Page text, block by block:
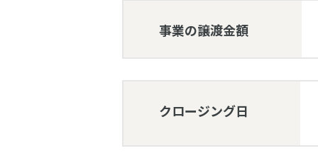
事業の譲渡金額
クロージング日